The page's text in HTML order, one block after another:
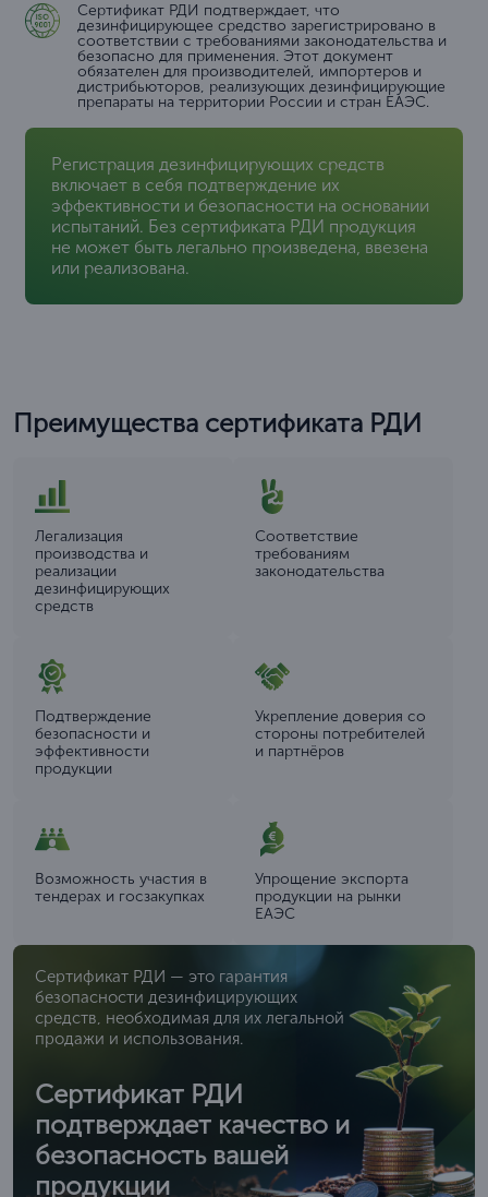
Сертификат РДИ подтверждает, что
дезинфицирующее средство зарегистрировано в
соответствии с требованиями законодательства и
безопасно для применения. Этот документ
обязателен для производителей, импортеров и
дистрибьюторов, реализующих дезинфицирующие
препараты на территории России и стран ЕАЭС.
Регистрация дезинфицирующих средств
включает в себя подтверждение их
эффективности и безопасности на основании
испытаний. Без сертификата РДИ продукция
не может быть легально произведена, ввезена
или реализована.
Преимущества сертификата РДИ
Легализация
производства и
реализации
дезинфицирующих
средств
Соответствие
требованиям
законодательства
Подтверждение
безопасности и
эффективности
продукции
Укрепление доверия со
стороны потребителей
и партнёров
Возможность участия в
тендерах и госзакупках
Упрощение экспорта
продукции на рынки
ЕАЭС
Сертификат РДИ — это гарантия
безопасности дезинфицирующих
средств, необходимая для их легальной
продажи и использования.
Сертификат РДИ
подтверждает качество и
безопасность вашей
продукции